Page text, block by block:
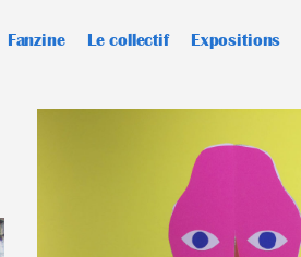
Fanzine Le collectif Expositions